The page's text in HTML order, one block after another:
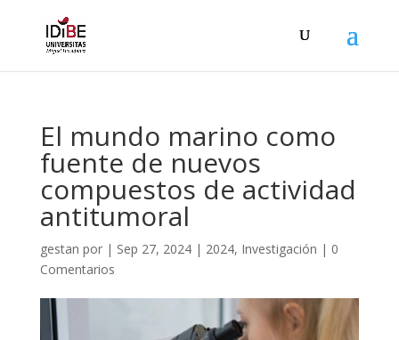
El mundo marino como
fuente de nuevos
compuestos de actividad
antitumoral
gestan por | Sep 27, 2024| 2024, Investigación | 0
Comentarios